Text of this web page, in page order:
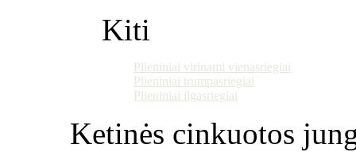
Kiti
Plieniniai virinami vienasriegiai
Plieniniai trumpasriegiai
Plieniniai ilgasriegiai
Ketinės cinkuotos